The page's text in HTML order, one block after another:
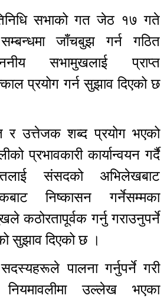
सभाको गत जेठ १७ गते
जाँचबुझ गर्न गठित
सभामुखलाई प्राप्त
प्रयोग गर्न सुझाव दिएको छ
र उत्तेजक शब्द प्रयोग भएको
प्रभावकारी कार्यान्वयन गर्दै
संसदको अभिलेखबाट
निष्कासन गर्नेसम्मका
कठोरतापूर्वक गर्नु गराउनुपर्ने
सुझाव दिएको छ ।
पालना गर्नुपर्ने गरी
नियमावलीमा उल्लेख भएका